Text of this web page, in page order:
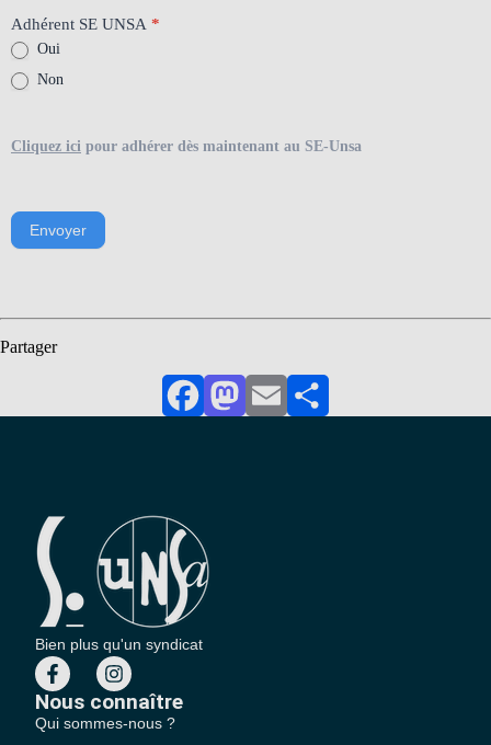
Adhérent SE UNSA *
Oui
Non
Cliquez ici pour adhérer dès maintenant au SE-Unsa
Envoyer
Partager
FacebookMastodon
EmailPartager
Bien plus qu'un syndicat
Nous connaître
Qui sommes-nous ?